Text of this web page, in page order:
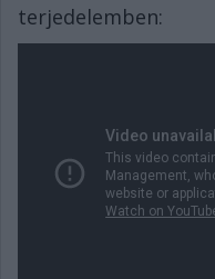
terjedelemben: